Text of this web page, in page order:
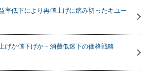
低下により再値上げに踏み切ったキユー
か値下げか－消費低迷下の価格戦略